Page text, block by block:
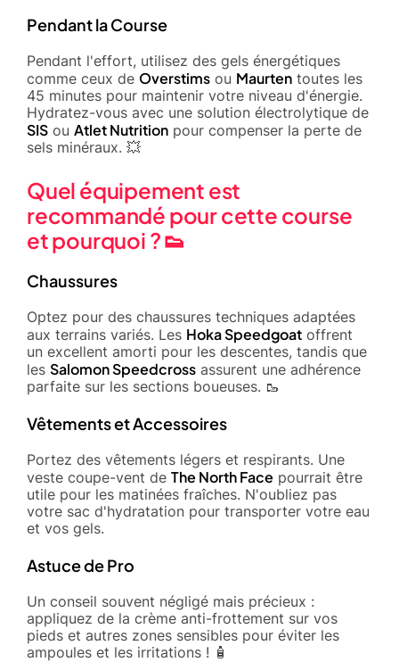
Pendant la Course
Pendant l'effort, utilisez des gels énergétiques
comme ceux de Overstims ou Maurten toutes les
45 minutes pour maintenir votre niveau d'énergie.
Hydratez-vous avec une solution électrolytique de
SIS ou Atlet Nutrition pour compenser la perte de
sels minéraux. 💥
Quel équipement est
recommandé pour cette course
et pourquoi ? 👟
Chaussures
Optez pour des chaussures techniques adaptées
aux terrains variés. Les Hoka Speedgoat offrent
un excellent amorti pour les descentes, tandis que
les Salomon Speedcross assurent une adhérence
parfaite sur les sections boueuses. 🥾
Vêtements et Accessoires
Portez des vêtements légers et respirants. Une
veste coupe-vent de The North Face pourrait être
utile pour les matinées fraîches. N'oubliez pas
votre sac d'hydratation pour transporter votre eau
et vos gels.
Astuce de Pro
Un conseil souvent négligé mais précieux :
appliquez de la crème anti-frottement sur vos
pieds et autres zones sensibles pour éviter les
ampoules et les irritations ! 🧴